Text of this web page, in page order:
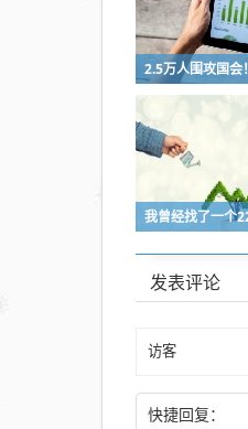
发表评论
快捷回复：